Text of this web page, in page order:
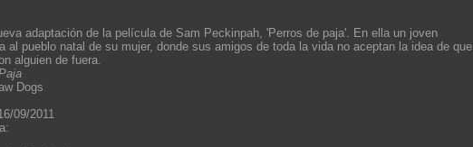
adaptación de la película de Sam Peckinpah, 'Perros de paja'. En ella un joven
al pueblo natal de su mujer, donde sus amigos de toda la vida no aceptan la idea de que
alguien de fuera.
Dogs
09/2011